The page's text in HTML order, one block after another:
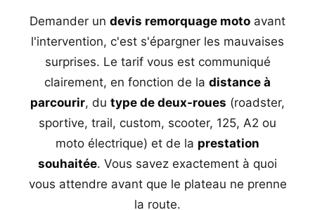
Demander un devis remorquage moto avant
l'intervention, c'est s'épargner les mauvaises
surprises. Le tarif vous est communiqué
clairement, en fonction de la distance à
parcourir, du type de deux-roues (roadster,
sportive, trail, custom, scooter, 125, A2 ou
moto électrique) et de la prestation
souhaitée. Vous savez exactement à quoi
vous attendre avant que le plateau ne prenne
la route.